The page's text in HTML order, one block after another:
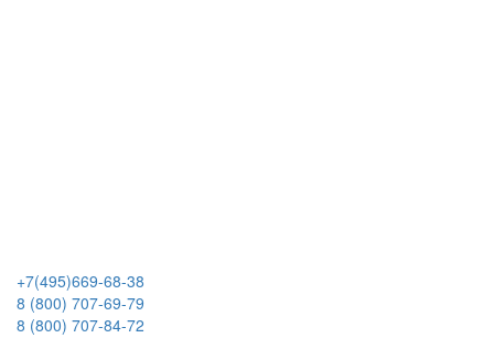
+7(495)669-68-38
8 (800) 707-69-79
8 (800) 707-84-72